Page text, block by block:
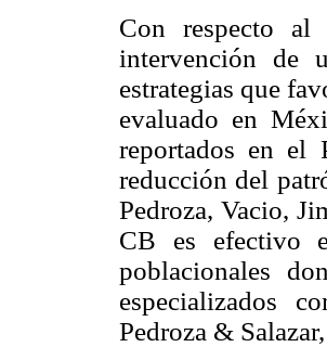
Con respecto
intervención de
estrategias que
evaluado en
reportados en el
reducción del
Pedroza, Vacio,
CB es efectivo
poblacionales
especializados
Pedroza &